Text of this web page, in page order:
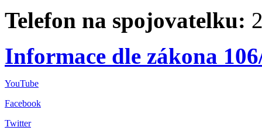
Telefon na spojovatelku:
Informace dle zákona
YouTube
Facebook
Twitter